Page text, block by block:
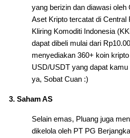
yang berizin dan diawasi
Aset Kripto tercatat di Central
Kliring Komoditi Indonesia
dapat dibeli mulai dari
menyediakan 360+ koin
USD/USDT yang dapat
ya, Sobat Cuan :)
Saham AS
Selain emas, Pluang juga
dikelola oleh PT PG